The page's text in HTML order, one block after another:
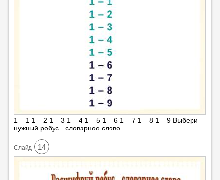
1 – 1 1 – 2 1 – 3 1 – 4 1 – 5 1 – 6 1 – 7 1 – 8 1 – 9 Выбери
нужный ребус - словарное слово
Cлайд 14